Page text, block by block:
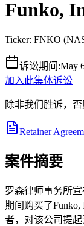
Funko,
Ticker: FNKO (
诉讼期间 :May
加入此集体诉讼
除非我们胜诉，
Retainer
案件摘要
罗森律师事务所宣
期间购买了
者，对该公司提